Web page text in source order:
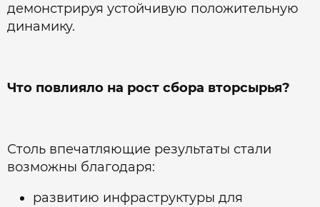
демонстрируя устойчивую положительную
динамику.
Что повлияло на рост сбора вторсырья?
Столь впечатляющие результаты стали
возможны благодаря:
развитию инфраструктуры для